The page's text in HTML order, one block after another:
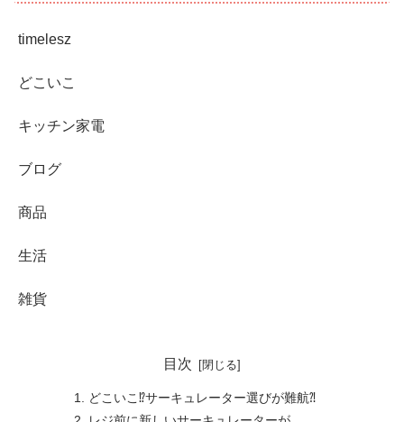
timelesz
どこいこ
キッチン家電
ブログ
商品
生活
雑貨
目次
どこいこ⁉︎サーキュレーター選びが難航⁈